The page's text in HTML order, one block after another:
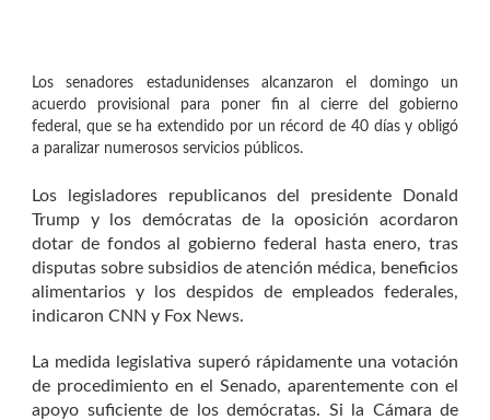
Los senadores estadunidenses alcanzaron el domingo un
acuerdo provisional para poner fin al cierre del gobierno
federal, que se ha extendido por un récord de 40 días y obligó
a paralizar numerosos servicios públicos.
Los legisladores republicanos del presidente Donald
Trump y los demócratas de la oposición acordaron
dotar de fondos al gobierno federal hasta enero, tras
disputas sobre subsidios de atención médica, beneficios
alimentarios y los despidos de empleados federales,
indicaron CNN y Fox News.
La medida legislativa superó rápidamente una votación
de procedimiento en el Senado, aparentemente con el
apoyo suficiente de los demócratas. Si la Cámara de